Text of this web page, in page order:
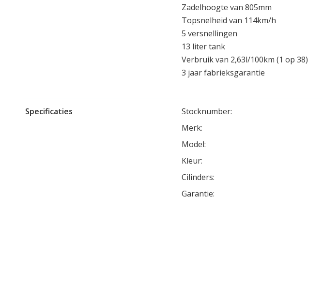
Zadelhoogte van 805mm
Topsnelheid van 114km/h
5 versnellingen
13 liter tank
Verbruik van 2,63l/100km (1 op 38)
3 jaar fabrieksgarantie
Specificaties Stocknumber:
Merk:
Model:
Kleur:
Cilinders:
Garantie: